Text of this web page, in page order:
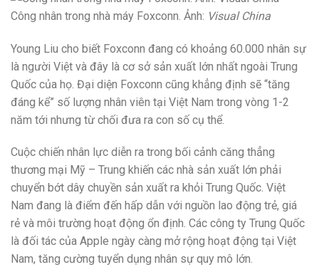
Công nhân trong nhà máy Foxconn. Ảnh: Visual China
Young Liu cho biết Foxconn đang có khoảng 60.000 nhân sự
là người Việt và đây là cơ sở sản xuất lớn nhất ngoài Trung
Quốc của họ. Đại diện Foxconn cũng khẳng định sẽ “tăng
đáng kể” số lượng nhân viên tại Việt Nam trong vòng 1-2
năm tới nhưng từ chối đưa ra con số cụ thể.
Cuộc chiến nhân lực diễn ra trong bối cảnh căng thẳng
thương mại Mỹ – Trung khiến các nhà sản xuất lớn phải
chuyển bớt dây chuyền sản xuất ra khỏi Trung Quốc. Việt
Nam đang là điểm đến hấp dẫn với nguồn lao động trẻ, giá
rẻ và môi trường hoạt động ổn định. Các công ty Trung Quốc
là đối tác của Apple ngày càng mở rộng hoạt động tại Việt
Nam, tăng cường tuyển dụng nhân sự quy mô lớn.